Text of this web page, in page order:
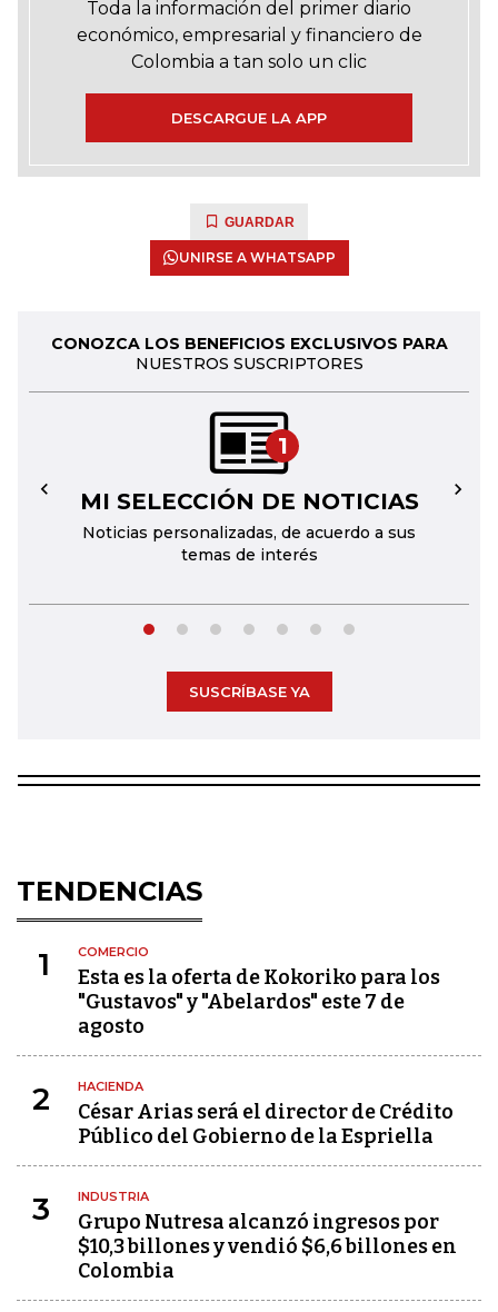
Toda la información del primer diario
económico, empresarial y financiero de
Colombia a tan solo un clic
DESCARGUE LA APP
GUARDAR
UNIRSE A WHATSAPP
CONOZCA LOS BENEFICIOS EXCLUSIVOS PARA
NUESTROS SUSCRIPTORES
1
MI SELECCIÓN DE NOTICIAS
Noticias personalizadas, de acuerdo a sus
temas de interés
← →
SUSCRÍBASE YA
TENDENCIAS
1 COMERCIO
Esta es la oferta de Kokoriko para los
"Gustavos" y "Abelardos" este 7 de
agosto
2 HACIENDA
César Arias será el director de Crédito
Público del Gobierno de la Espriella
3 INDUSTRIA
Grupo Nutresa alcanzó ingresos por
$10,3 billones y vendió $6,6 billones en
Colombia